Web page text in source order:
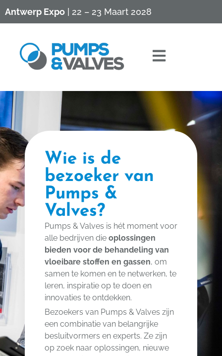
Antwerp Expo | 22 – 23 Maart 2028
Wie is de
bezoeker van
Pumps &
Valves?
Pumps & Valves is hét moment voor
alle bedrijven die oplossingen
bieden voor de behandeling van
vloeibare stoffen en gassen, om
samen te komen en te netwerken, te
leren, inspiratie op te doen en
innovaties te ontdekken.
Bezoekers van Pumps & Valves zijn
een combinatie van belangrijke
besluitvormers en experts. Ze zijn
op zoek naar oplossingen, nieuwe